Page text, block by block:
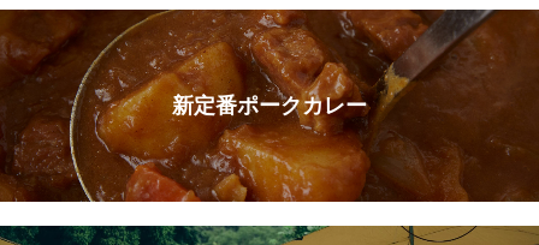
新定番ポークカレー